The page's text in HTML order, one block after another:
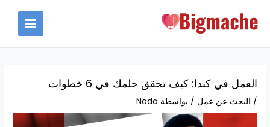
MAIN
العمل في كندا: كيف تحقق حلمك في 6 خطوات
/ البحث عن عمل / بواسطة Nada